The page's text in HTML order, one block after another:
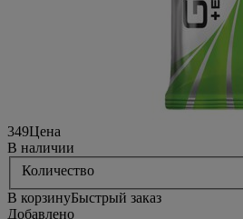
349Цена
В наличии
Количество
В корзинуБыстрый заказ
Добавлено